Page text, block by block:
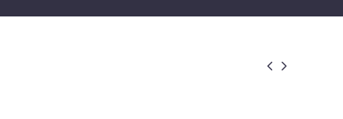
 